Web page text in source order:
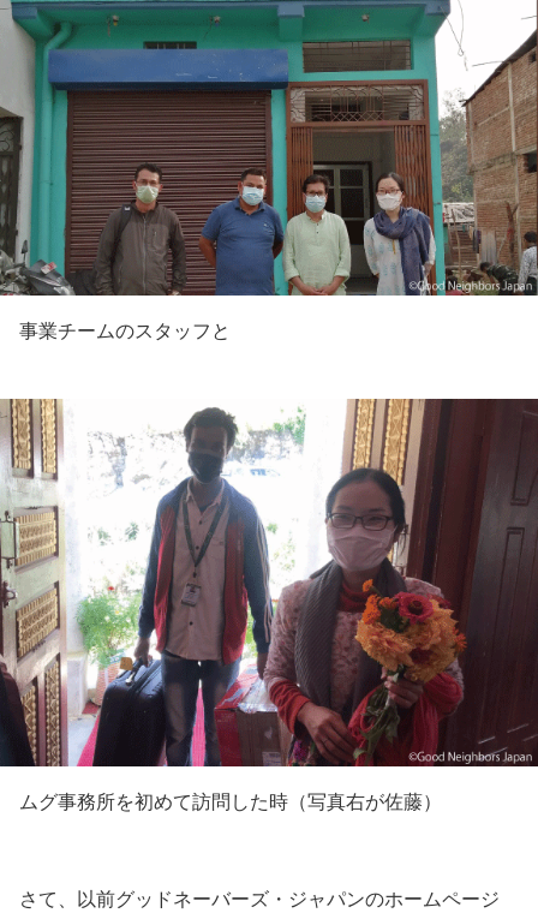
事業チームのスタッフと
ムグ事務所を初めて訪問した時（写真右が佐藤）
さて、以前グッドネーバーズ・ジャパンのホームページ